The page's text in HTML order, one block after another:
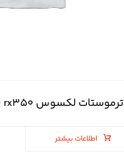
ترموستات لکسوس rx۳۵۰ ( آر ایکس ۳۵۰ )
اطلاعات بیشتر